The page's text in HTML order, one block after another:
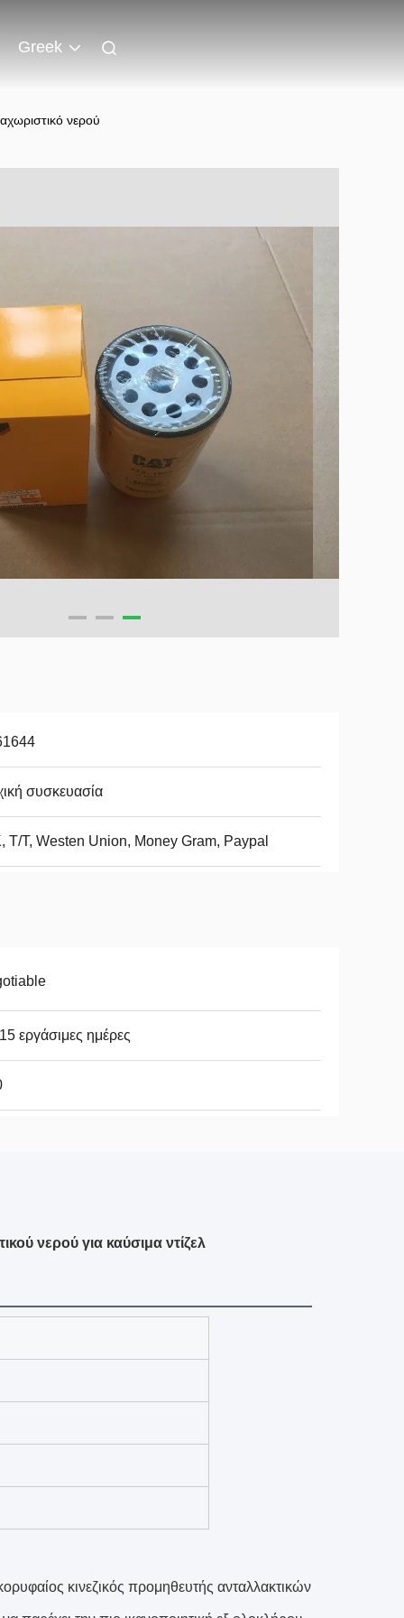
Greek
νερού
συσκευασία
Τ/Τ, Westen Union, Money Gram, Paypal
εργάσιμες ημέρες
νερού για καύσιμα ντίζελ
κινεζικός προμηθευτής ανταλλακτικών